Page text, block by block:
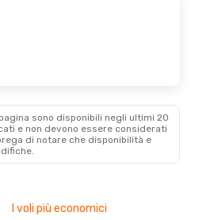
sono disponibili negli ultimi 20
e non devono essere considerati
di notare che disponibilità e
I voli più economici